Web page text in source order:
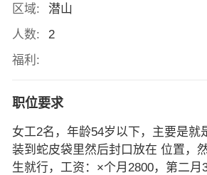
区域:
潜山
人数:
2
福利:
职位要求
女工2名，年龄54岁以下，主要是就
装到蛇皮袋里然后封口放在 位置，
生就行，工资：×个月2800，第二月